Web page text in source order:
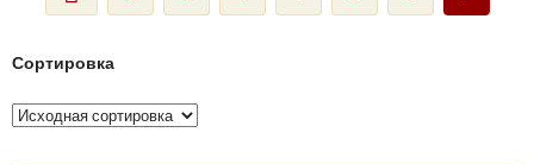
Сортировка